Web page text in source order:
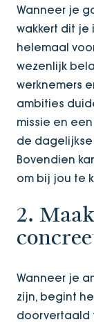
Wanneer je
wakkert dit je
helemaal
wezenlijk
werknemers
ambities
missie en
de
Bovendien
om bij jou te
2.
Wanneer je
zijn, begint
doorvertaald